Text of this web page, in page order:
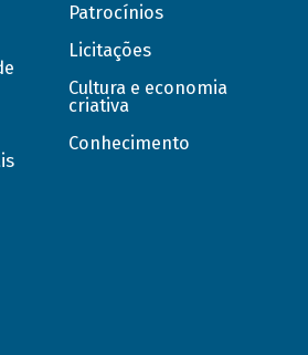
Patrocínios
Licitações
Cultura e economia
criativa
Conhecimento